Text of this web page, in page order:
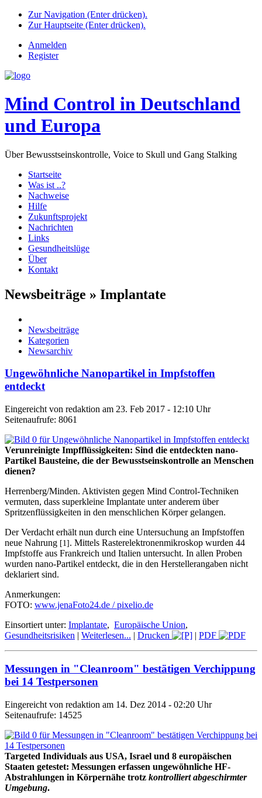
Zur Navigation (Enter drücken).
Zur Hauptseite (Enter drücken).
Anmelden
Register
Mind Control in Deutschland
und Europa
Über Bewusstseinskontrolle, Voice to Skull und Gang Stalking
Startseite
Was ist ..?
Nachweise
Hilfe
Zukunftsprojekt
Nachrichten
Links
Gesundheitslüge
Über
Kontakt
Newsbeiträge » Implantate
Newsbeiträge
Kategorien
Newsarchiv
Ungewöhnliche Nanopartikel in Impfstoffen
entdeckt
Eingereicht von redaktion am 23. Feb 2017 - 12:10 Uhr
Seitenaufrufe: 8061
Verunreinigte Impfflüssigkeiten: Sind die entdeckten nano-
Partikel Bausteine, die der Bewusstseinskontrolle an Menschen
dienen?
Herrenberg/Minden. Aktivisten gegen Mind Control-Techniken
vermuten, dass superkleine Implantate unter anderem über
Spritzenflüssigkeiten in den menschlichen Körper gelangen.
Der Verdacht erhält nun durch eine Untersuchung an Impfstoffen
neue Nahrung [1] . Mittels Rasterelektronenmikroskop wurden 44
Impfstoffe aus Frankreich und Italien untersucht. In allen Proben
wurden nano-Partikel entdeckt, die in den Herstellerangaben nicht
deklariert sind.
Anmerkungen:
FOTO: www.jenaFoto24.de / pixelio.de
Einsortiert unter: Implantate, Europäische Union,
Gesundheitsrisiken | Weiterlesen... | Drucken | PDF
Messungen in "Cleanroom" bestätigen Verchippung
bei 14 Testpersonen
Eingereicht von redaktion am 14. Dez 2014 - 02:20 Uhr
Seitenaufrufe: 14525
Targeted Individuals aus USA, Israel und 8 europäischen
Staaten getestet: Messungen erfassen ungewöhnliche HF-
Abstrahlungen in Körpernähe trotz kontrolliert abgeschirmter
Umgebung.